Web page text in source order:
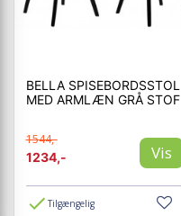
BELLA SPISEBORDSSTOL
MED ARMLÆN GRÅ STOF
1544,-
1234,-
Vis
Tilgængelig